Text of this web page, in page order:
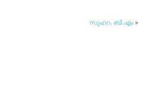
സുഹറ. ബി.എം»